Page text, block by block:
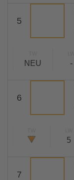
5
NEU -
6
5
7